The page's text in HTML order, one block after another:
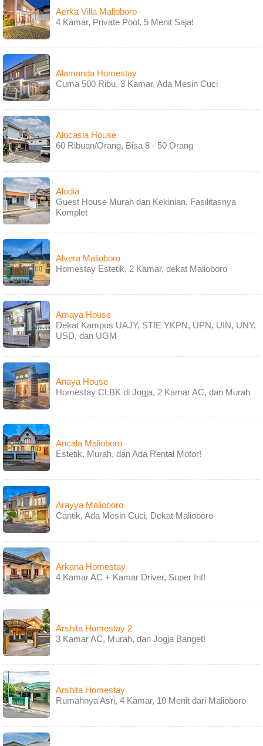
Aerka Villa Malioboro
4 Kamar, Private Pool, 5 Menit Saja!
Alamanda Homestay
Cuma 500 Ribu, 3 Kamar, Ada Mesin Cuci
Alocasia House
60 Ribuan/Orang, Bisa 8 - 50 Orang
Alodia
Guest House Murah dan Kekinian, Fasilitasnya
Komplet
Alvera Malioboro
Homestay Estetik, 2 Kamar, dekat Malioboro
Amaya House
Dekat Kampus UAJY, STIE YKPN, UPN, UIN, UNY,
USD, dan UGM
Anaya House
Homestay CLBK di Jogja, 2 Kamar AC, dan Murah
Ancala Malioboro
Estetik, Murah, dan Ada Rental Motor!
Arayya Malioboro
Cantik, Ada Mesin Cuci, Dekat Malioboro
Arkana Homestay
4 Kamar AC + Kamar Driver, Super Irit!
Arshita Homestay 2
3 Kamar AC, Murah, dan Jogja Banget!
Arshita Homestay
Rumahnya Asri, 4 Kamar, 10 Menit dari Malioboro